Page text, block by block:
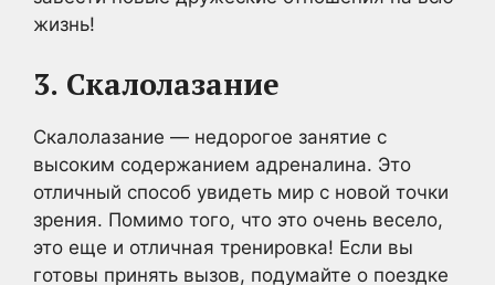
жизнь!
3. Скалолазание
Скалолазание — недорогое занятие с
высоким содержанием адреналина. Это
отличный способ увидеть мир с новой точки
зрения. Помимо того, что это очень весело,
это еще и отличная тренировка! Если вы
готовы принять вызов, подумайте о поездке